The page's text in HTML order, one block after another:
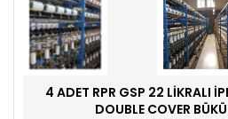
4 ADET RPR GSP 22 LIKRALI
DOUBLE COVER